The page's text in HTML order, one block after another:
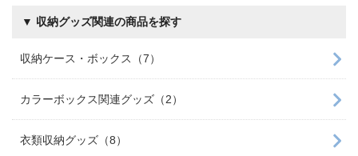
▼ 収納グッズ関連の商品を探す
収納ケース・ボックス（7）
カラーボックス関連グッズ（2）
衣類収納グッズ（8）